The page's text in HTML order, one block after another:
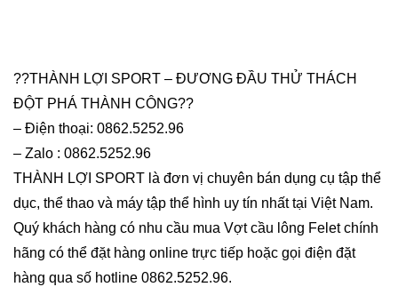
??THÀNH LỢI SPORT – ĐƯƠNG ĐẦU THỬ THÁCH
ĐỘT PHÁ THÀNH CÔNG??
– Điện thoại: 0862.5252.96
– Zalo : 0862.5252.96
THÀNH LỢI SPORT là đơn vị chuyên bán dụng cụ tập thể
dục, thể thao và máy tập thể hình uy tín nhất tại Việt Nam.
Quý khách hàng có nhu cầu mua Vợt cầu lông Felet chính
hãng có thể đặt hàng online trực tiếp hoặc gọi điện đặt
hàng qua số hotline 0862.5252.96.